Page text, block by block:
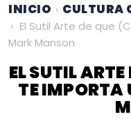
INICIO › CULTURA
› El Sutil Arte de que
Mark Manson
EL SUTIL
TE IMPORTA